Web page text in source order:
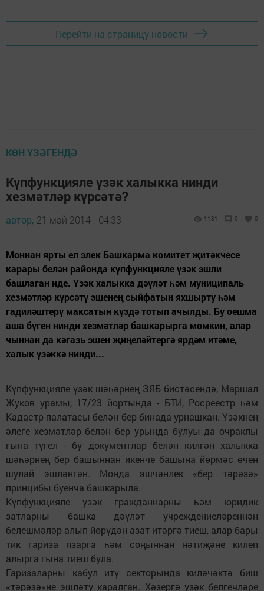
Перейти на страницу новости
КӨН ҮЗӘГЕНДӘ
Күпфункцияле үзәк халыкка нинди
хезмәтләр күрсәтә?
автор, 21 май 2014 - 04:33 1181 0 0
Моннан ярты ел элек Башкарма комитет җитәкчесе
карары белән районда күпфункцияле үзәк эшли
башлаган иде. Үзәк халыкка дәүләт һәм муниципаль
хезмәтләр күрсәтү эшенең сыйфатын яхшырту һәм
гадиләштерү максатын күздә тотып ачылды. Бу оешма
аша бүген нинди хезмәтләр башкарырга мөмкин, алар
чыннан да кәгазь эшен җиңеләйтергә ярдәм итәме,
халык үзәккә нинди...
Күпфункцияле үзәк шәһәрнең ЗЯБ бистәсендә, Маршал
Жуков урамы, 17/23 йортында - БТИ, Росреестр һәм
Кадастр палатасы белән бер бинада урнашкан. Үзәкнең
әлеге хезмәтләр белән бер урында булуы да очраклы
гына түгел - бу документлар белән килгән халыкка
шәһәрнең бер башыннан икенче башына йөрмәс өчен
шулай эшләнгән. Монда эшчәнлек «бер тәрәзә»
принцибы буенча башкарыла.
Күпфункцияле үзәк гражданнарны һәм юридик
затларны башка дәүләт учреждениеләреннән
белешмәләр алып йөрүдән азат итәргә тиеш, алар бары
тик гариза язарга һәм соңыннан нәтиҗәне килеп
алырга гына тиеш була.
Гаризаларны кабул итү секторында киләчәктә биш
«тәрәзә»не эшләтү каралган. Хәзергә үзәк белгечләре